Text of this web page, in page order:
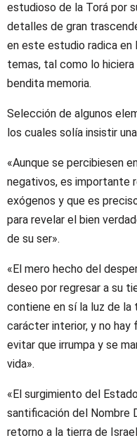
estudioso de la Torá por
detalles de gran
en este estudio radica en
temas, tal como lo hiciera
bendita memoria.
Selección de algunos
los cuales solía insistir
«Aunque se percibiesen
negativos, es importante
exógenos y que es
para revelar el bien
de su ser».
«El mero hecho del
deseo por regresar a su
contiene en sí la luz de la
carácter interior, y no hay
evitar que irrumpa y se
vida».
«El surgimiento del
santificación del Nombre
retorno a la tierra de